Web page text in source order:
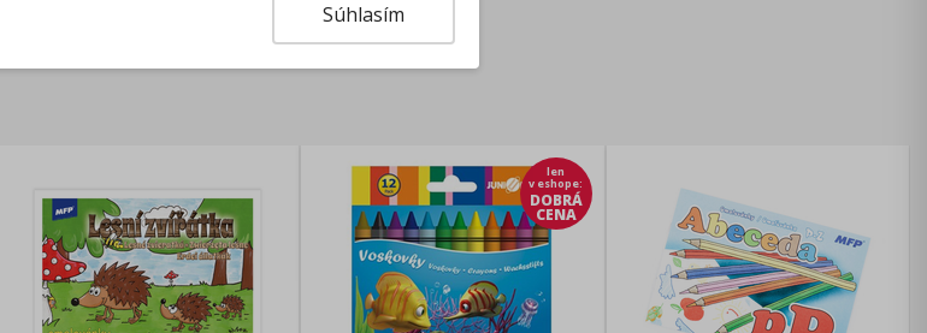
len
v eshope:
DOBRÁ
CENA
Súhlasím